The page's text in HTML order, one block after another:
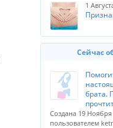
1
Сейчас
брата.
Создана 19 Ноября
пользователем